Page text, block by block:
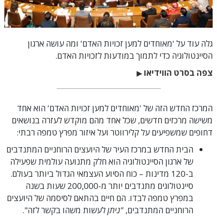
גלה עוד על 'מאוחדים למען זכויות האדם' ומה עושה ארגון
הסיינטולוגיה כדי לתמוך במודעות לזכויות האדם.
צפה בסרט הווידיאו▶
המרכז החדש הזה של 'מאוחדים למען זכויות האדם' הוא אחד
משישה מרכזים חדשים, שכל אחד מהם מוקדש לעזרה בנושאים
דחופים שמשפיעים על קלירווטר ועל איזור מפרץ טמפה רבתי:
הבית החדש במרכז העיר של היועצים הרוחניים המתנדבים
של ארגון הסיינטולוגיה הוא חלק מתנועה עולמית שפעילה
ב-120 מדינות – כוח הסיוע העצמאי הגדול ביותר בעולם.
סיינטולוגים מתנדבים יותר מ-200,000 שעות בשנה
במפרץ טמפה לבדו. הם חיים בהתאם לסיסמה של היועצים
הרוחניים המתנדבים, "ניתןלעשות משהו בקשר לזה".